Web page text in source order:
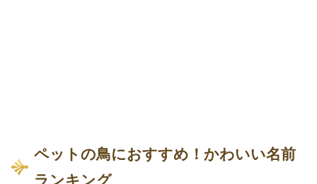
ペットの鳥におすすめ！かわいい名前
ランキング